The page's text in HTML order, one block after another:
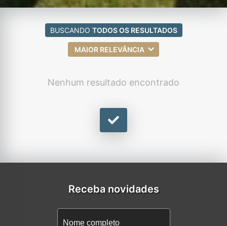
BUSCANDO TODOS OS RESULTADOS
MAIOR RELEVÂNCIA
Nenhum resultado encontrado
Receba novidades